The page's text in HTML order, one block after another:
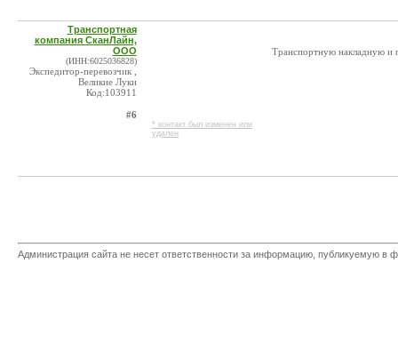
Транспортная
компания СканЛайн,
ООО
(ИНН:6025036828)
Экспедитор-перевозчик ,
Великие Луки
Код:103911
#6
* контакт был изменен или
удален
Транспортную накладную и
Администрация сайта не несет ответственности за информацию, публикуемую